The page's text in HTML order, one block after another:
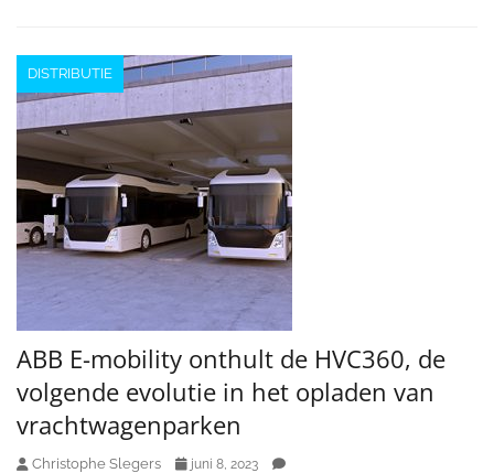
DISTRIBUTIE
ABB E-mobility onthult de HVC360, de
volgende evolutie in het opladen van
vrachtwagenparken
Christophe Slegers juni 8, 2023